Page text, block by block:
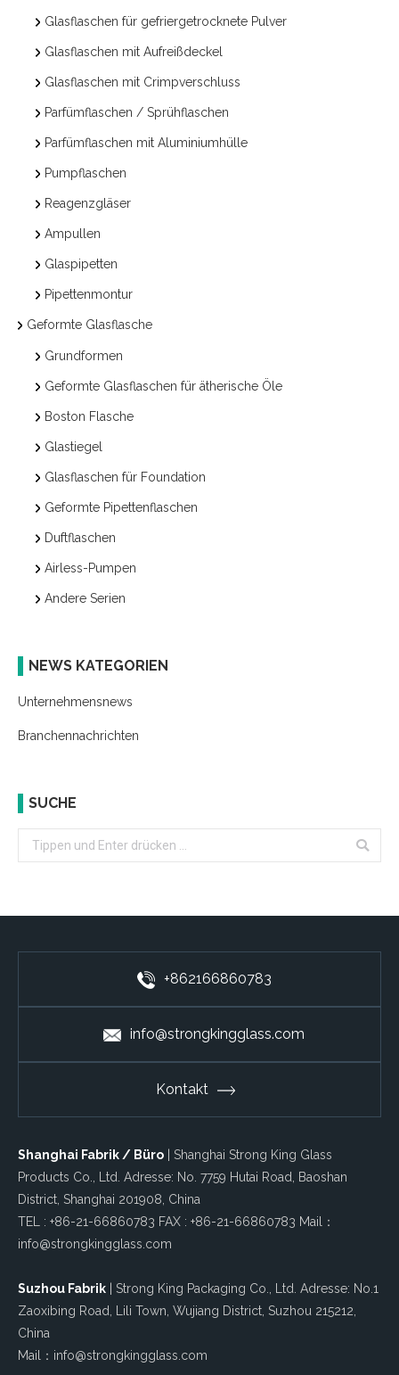
Glasflaschen für gefriergetrocknete Pulver
Glasflaschen mit Aufreißdeckel
Glasflaschen mit Crimpverschluss
Parfümflaschen / Sprühflaschen
Parfümflaschen mit Aluminiumhülle
Pumpflaschen
Reagenzgläser
Ampullen
Glaspipetten
Pipettenmontur
Geformte Glasflasche
Grundformen
Geformte Glasflaschen für ätherische Öle
Boston Flasche
Glastiegel
Glasflaschen für Foundation
Geformte Pipettenflaschen
Duftflaschen
Airless-Pumpen
Andere Serien
NEWS KATEGORIEN
Unternehmensnews
Branchennachrichten
SUCHE
Search:
+862166860783
info@strongkingglass.com
Kontakt
Shanghai Fabrik / Büro | Shanghai Strong King Glass
Products Co., Ltd. Adresse: No. 7759 Hutai Road, Baoshan
District, Shanghai 201908, China
TEL : +86-21-66860783 FAX : +86-21-66860783 Mail：
info@strongkingglass.com
Suzhou Fabrik | Strong King Packaging Co., Ltd. Adresse: No.1
Zaoxibing Road, Lili Town, Wujiang District, Suzhou 215212,
China
Mail：info@strongkingglass.com